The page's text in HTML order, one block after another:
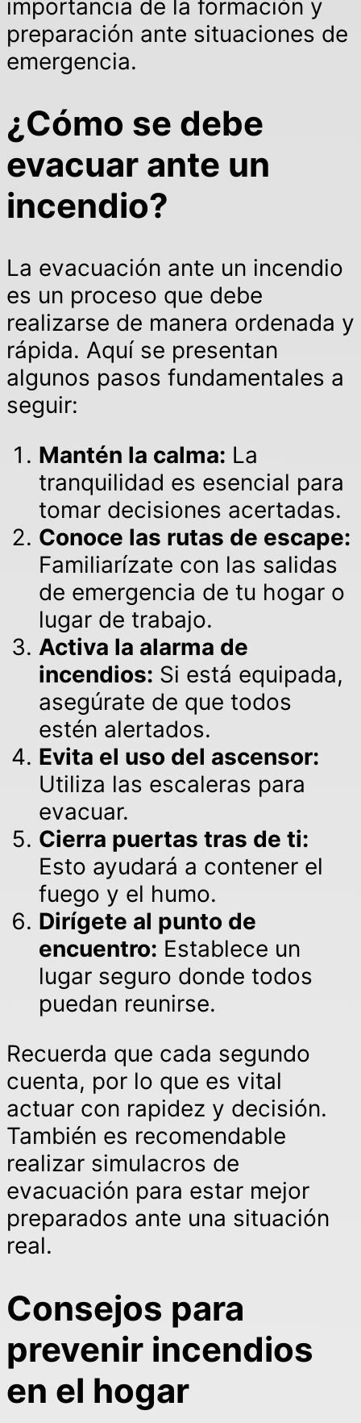
importancia de la formación y
preparación ante situaciones de
emergencia.
¿Cómo se debe
evacuar ante un
incendio?
La evacuación ante un incendio
es un proceso que debe
realizarse de manera ordenada y
rápida. Aquí se presentan
algunos pasos fundamentales a
seguir:
Mantén la calma: La
tranquilidad es esencial para
tomar decisiones acertadas.
Conoce las rutas de escape:
Familiarízate con las salidas
de emergencia de tu hogar o
lugar de trabajo.
Activa la alarma de
incendios: Si está equipada,
asegúrate de que todos
estén alertados.
Evita el uso del ascensor:
Utiliza las escaleras para
evacuar.
Cierra puertas tras de ti:
Esto ayudará a contener el
fuego y el humo.
Dirígete al punto de
encuentro: Establece un
lugar seguro donde todos
puedan reunirse.
Recuerda que cada segundo
cuenta, por lo que es vital
actuar con rapidez y decisión.
También es recomendable
realizar simulacros de
evacuación para estar mejor
preparados ante una situación
real.
Consejos para
prevenir incendios
en el hogar